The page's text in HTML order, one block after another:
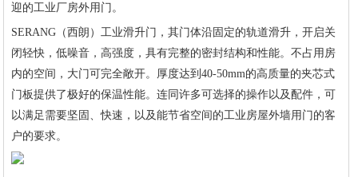
迎的工业厂房外用门。
SERANG（西朗）工业滑升门，其门体沿固定的轨道滑升，开启关
闭轻快，低噪音，高强度，具有完整的密封结构和性能。不占用房
内的空间，大门可完全敞开。厚度达到40-50mm的高质量的夹芯式
门板提供了极好的保温性能。连同许多可选择的操作以及配件，可
以满足需要坚固、快速，以及能节省空间的工业房屋外墙用门的客
户的要求。